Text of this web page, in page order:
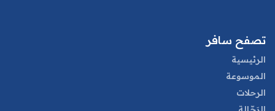
تصفح سافر
الرئيسية
الموسوعة
الرحلات